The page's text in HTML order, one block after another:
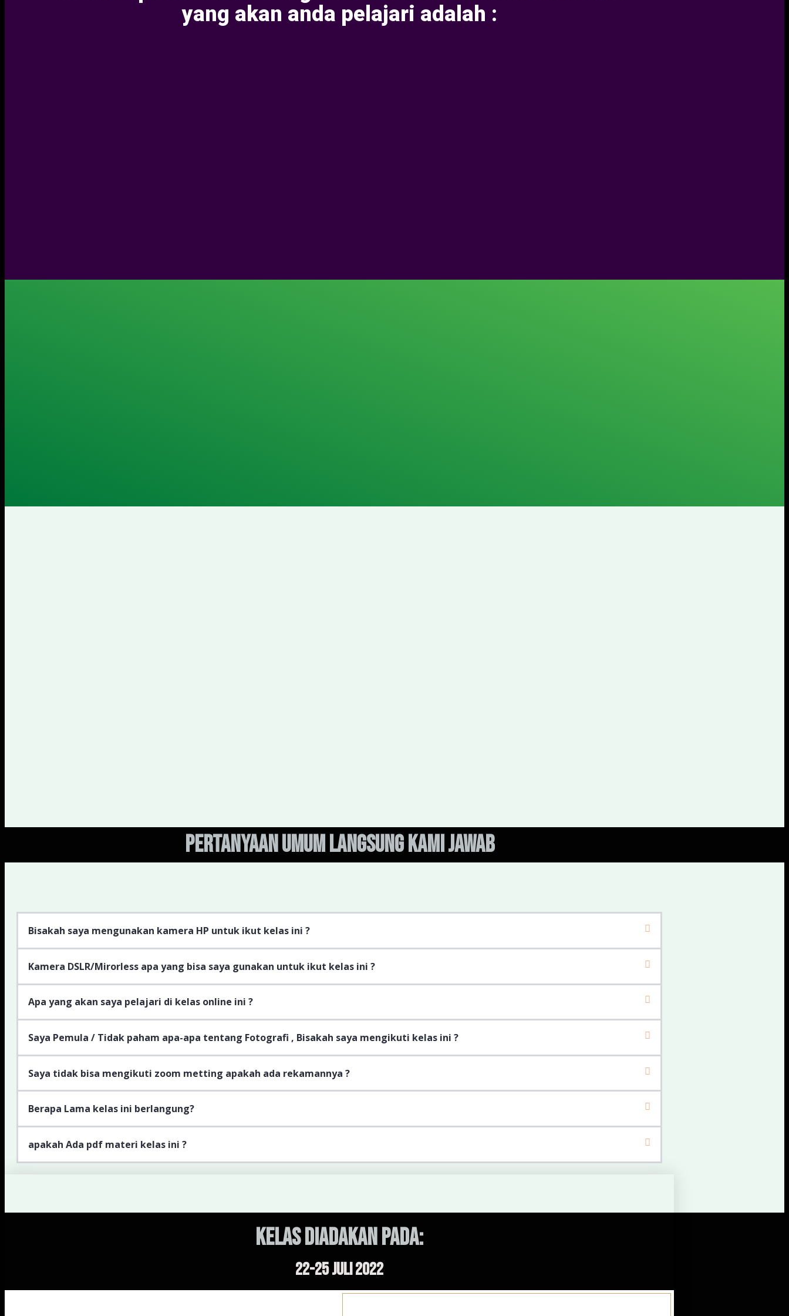
yang akan anda pelajari adalah :
Pertanyaan umum langsung kami jawab
Bisakah saya mengunakan kamera HP untuk ikut kelas ini ?
Kamera DSLR/Mirorless apa yang bisa saya gunakan untuk ikut kelas ini ?
Apa yang akan saya pelajari di kelas online ini ?
Saya Pemula / Tidak paham apa-apa tentang Fotografi , Bisakah saya mengikuti kelas ini ?
Saya tidak bisa mengikuti zoom metting apakah ada rekamannya ?
Berapa Lama kelas ini berlangung?
apakah Ada pdf materi kelas ini ?
KELAS DIADAKAN PADA:
22-25 Juli 2022